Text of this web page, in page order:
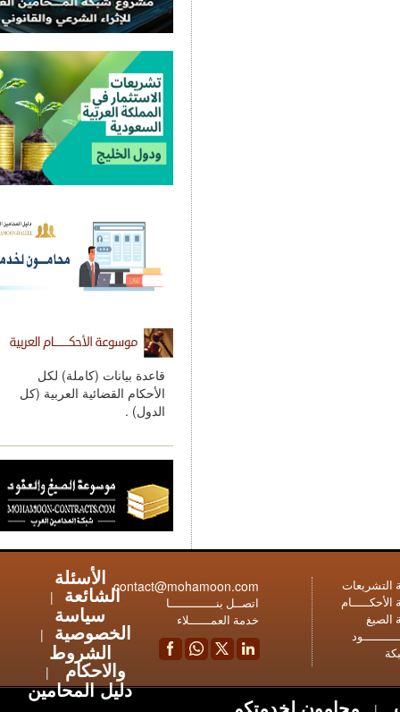
قاعدة بيانات (كاملة) لكل
الأحكام القضائية العربية (كل
الدول) .
contact@mohamoon.com
اتصــل بنـــــــــــــا
خدمة العمــــــلاء
الأسئلة
الشائعة |
سياسة
الخصوصية |
الشروط
والاحكام |
دليل المحامين